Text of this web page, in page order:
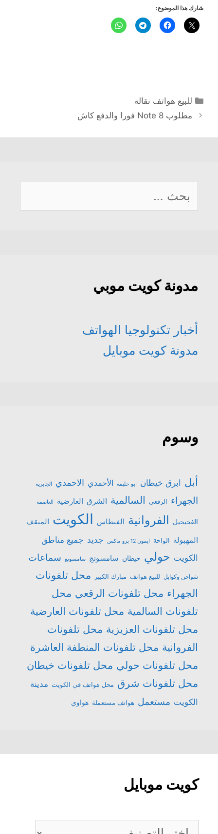
شارك هذا الموضوع:
التصنيفات
للبيع هواتف نقالة
مطلوب Note 8 فورا والدفع كاش
البحث
عن:
مدونة كويت موبي
أخبار تكنولوجيا الهواتف
مدونة كويت موبايل
وسوم
أبل ابرق خيطان ابو حليفة الأحمدي الاحمدي الجابرية
الجهراء الرقعي السالمية الشرق العارضية العاصمة
الفحيحيل الفروانية الفنطاس الكويت المنقف
المهبولة الواحة ايفون 12 برو ماكس جديد جميع مناطق
الكويت حولي خيطان سامسونج سامسونغ سماعات
شواحن وكوابل للبيع هواتف مبارك الكبير
محل تلفونات
الجهراء محل تلفونات الرقعي محل
تلفونات السالمية محل تلفونات العارضية
محل تلفونات العزيزية محل تلفونات
الفروانية محل تلفونات المنطفة العاشرة
محل تلفونات حولي محل تلفونات خيطان
محل تلفونات شرق محل هواتف في الكويت مدينة
الكويت مستعمل هواتف مستعملة هواوي
كويت موبايل
كويت